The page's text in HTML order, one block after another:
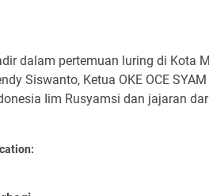
dalam pertemuan luring di Kota
Siswanto, Ketua OKE OCE
Iim Rusyamsi dan jajaran